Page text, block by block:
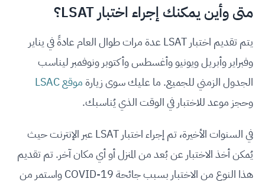
متى وأين يمكنك إجراء اختبار LSAT؟
يتم تقديم اختبار LSAT عدة مرات طوال العام عادةً في يناير
وفبراير وأبريل ويونيو وأغسطس وأكتوبر ونوفمبر ليناسب
الجدول الزمني للجميع. ما عليك سوى زيارةموقع LSAC
وحجز موعد للاختبار في الوقت الذي يُناسبك.
في السنوات الأخيرة، تم إجراء اختبار LSAT عبر الإنترنت حيث
يُمكن أخذ الاختبار عن بُعد من المنزل أو أي مكان آخر. تم تقديم
هذا النوع من الاختبار بسبب جائحة COVID-19 واستمر من